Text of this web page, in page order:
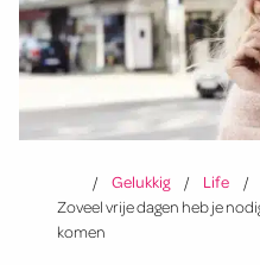
Gelukkig
Life
Zoveel vrije dagen heb je
komen